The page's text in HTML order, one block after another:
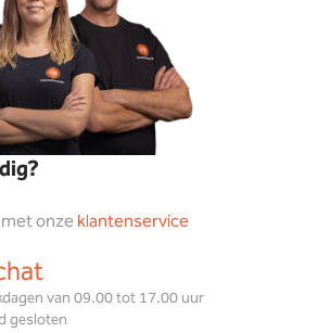
onzeklantenservice
van 09.00 tot 17.00 uur
gesloten